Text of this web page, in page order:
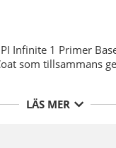
Infinite 1 Primer
som tillsammans
av din
LÄS MER